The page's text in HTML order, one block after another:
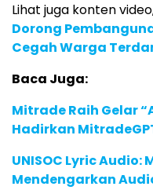
Lihat juga konten
Dorong
Cegah Warga
Baca Juga:
Mitrade Raih Gelar
Hadirkan
UNISOC Lyric
Mendengarkan